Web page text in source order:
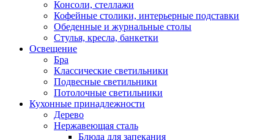
Консоли, стеллажи
Кофейные столики, интерьерные подставки
Обеденные и журнальные столы
Стулья, кресла, банкетки
Освещение
Бра
Классические светильники
Подвесные светильники
Потолочные светильники
Кухонные принадлежности
Дерево
Нержавеющая сталь
Блюда для запекания